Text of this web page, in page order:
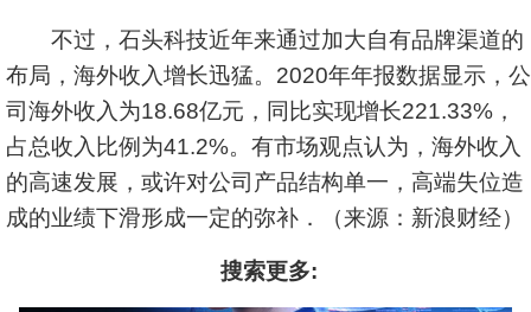
不过，石头科技近年来通过加大自有品牌渠道的
布局，海外收入增长迅猛。2020年年报数据显示，公
司海外收入为18.68亿元，同比实现增长221.33%，
占总收入比例为41.2%。有市场观点认为，海外收入
的高速发展，或许对公司产品结构单一，高端失位造
成的业绩下滑形成一定的弥补．（来源：新浪财经）
搜索更多: